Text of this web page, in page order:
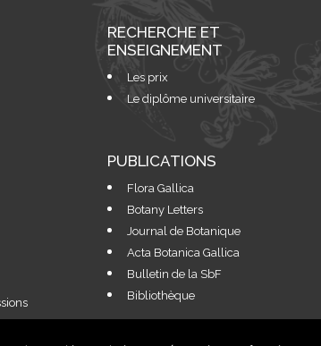
RECHERCHE ET
ENSEIGNEMENT
Les prix
Le diplôme universitaire
PUBLICATIONS
Flora Gallica
Botany Letters
Journal de Botanique
Acta Botanica Gallica
Bulletin de la SbF
Bibliothèque